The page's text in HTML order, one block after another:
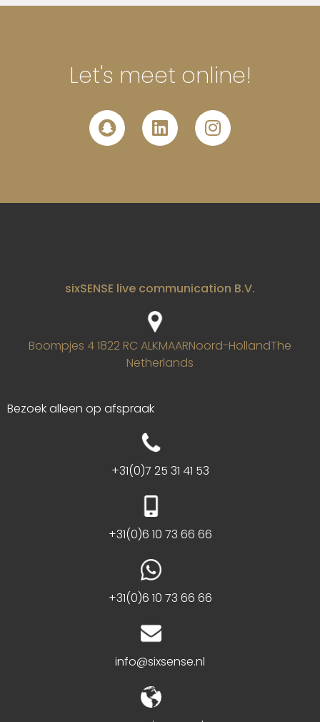
Let's meet online!
sixSENSE live communication B.V.
Boompjes 41822 RC ALKMAARNoord-HollandThe
Netherlands
Bezoek alleen op afspraak
+31(0)7 25 31 41 53
+31(0)6 10 73 66 66
+31(0)6 10 73 66 66
info@sixsense.nl